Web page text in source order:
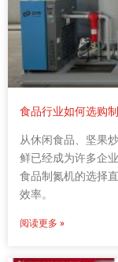
食品行业如何选购
从休闲食品、坚果
鲜已经成为许多企
食品制氮机的选择
效率。
阅读更多 »